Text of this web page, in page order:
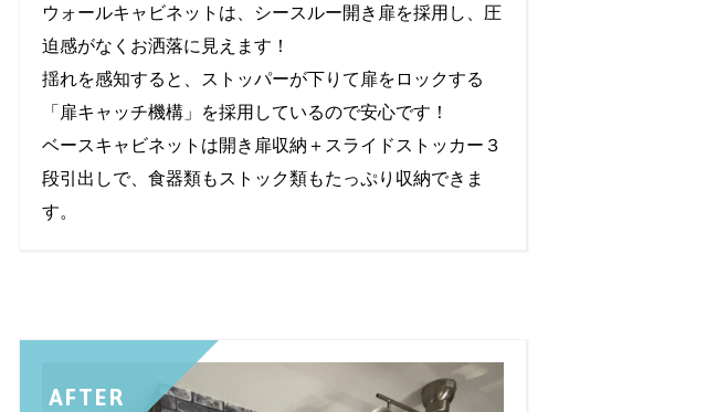
ウォールキャビネットは、シースルー開き扉を採用し、圧
迫感がなくお洒落に見えます！
揺れを感知すると、ストッパーが下りて扉をロックする
「扉キャッチ機構」を採用しているので安心です！
ベースキャビネットは開き扉収納＋スライドストッカー３
段引出しで、食器類もストック類もたっぷり収納できま
す。
AFTER